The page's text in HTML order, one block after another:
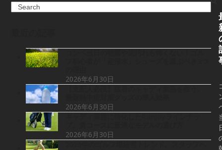
Search
2026年6月30日
2026年6月30日
2026年6月30日